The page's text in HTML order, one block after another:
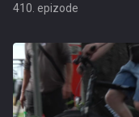
410. epizode